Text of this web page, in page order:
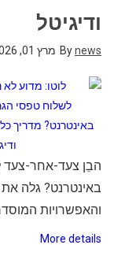
ודיגיטל
Bynews מרץ 01, 2026
הבֵן צעד-אחר-צעד
באינטרנט? גלה
והאפשרויות
More details